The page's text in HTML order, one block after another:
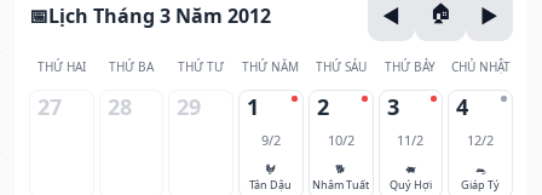
Lịch Tháng 3 Năm 2012
THỨ HAI THỨ BA THỨ TƯ THỨ NĂM THỨ SÁU THỨ BẢY CHỦ NHẬT
27 28 29 1
9/2
🐓
Tân Dậu
2
10/2
🐕
Nhâm Tuất
3
11/2
🐖
Quý Hợi
4
12/2
🐀
Giáp Tý